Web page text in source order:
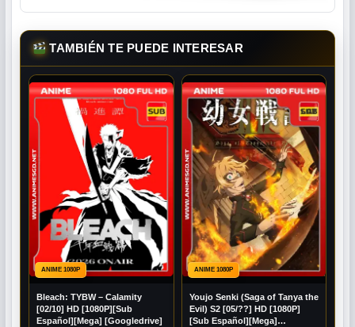
TAMBIÉN TE PUEDE INTERESAR
ANIME 1080P
Bleach: TYBW – Calamity
[02/10] HD [1080P][Sub
Español][Mega] [Googledrive]
ANIME 1080P
Youjo Senki (Saga of Tanya the
Evil) S2 [05/??] HD [1080P]
[Sub Español][Mega]